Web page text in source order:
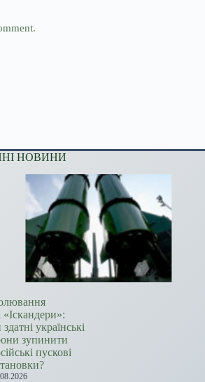
НОВИНИ
«Іскандери»:
українські
зупинити
пускові